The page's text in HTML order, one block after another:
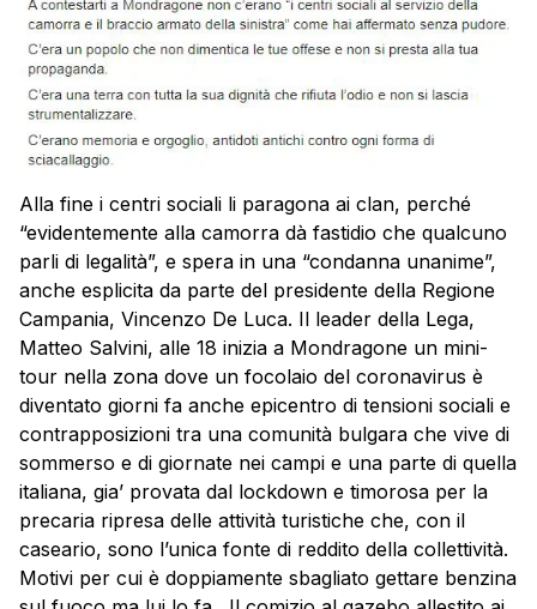
Alla fine i centri sociali li paragona ai clan, perché
“evidentemente alla camorra dà fastidio che qualcuno
parli di legalità”, e spera in una “condanna unanime”,
anche esplicita da parte del presidente della Regione
Campania, Vincenzo De Luca. Il leader della Lega,
Matteo Salvini, alle 18 inizia a Mondragone un mini-
tour nella zona dove un focolaio del coronavirus è
diventato giorni fa anche epicentro di tensioni sociali e
contrapposizioni tra una comunità bulgara che vive di
sommerso e di giornate nei campi e una parte di quella
italiana, gia’ provata dal lockdown e timorosa per la
precaria ripresa delle attività turistiche che, con il
caseario, sono l’unica fonte di reddito della collettività.
Motivi per cui è doppiamente sbagliato gettare benzina